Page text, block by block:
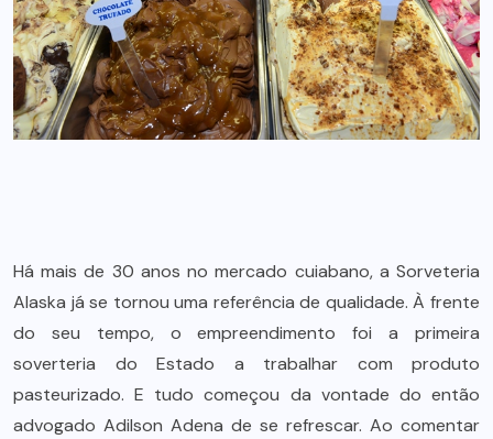
Há mais de 30 anos no mercado cuiabano, a Sorveteria
Alaska já se tornou uma referência de qualidade. À frente
do seu tempo, o empreendimento foi a primeira
soverteria do Estado a trabalhar com produto
pasteurizado. E tudo começou da vontade do então
advogado Adilson Adena de se refrescar. Ao comentar